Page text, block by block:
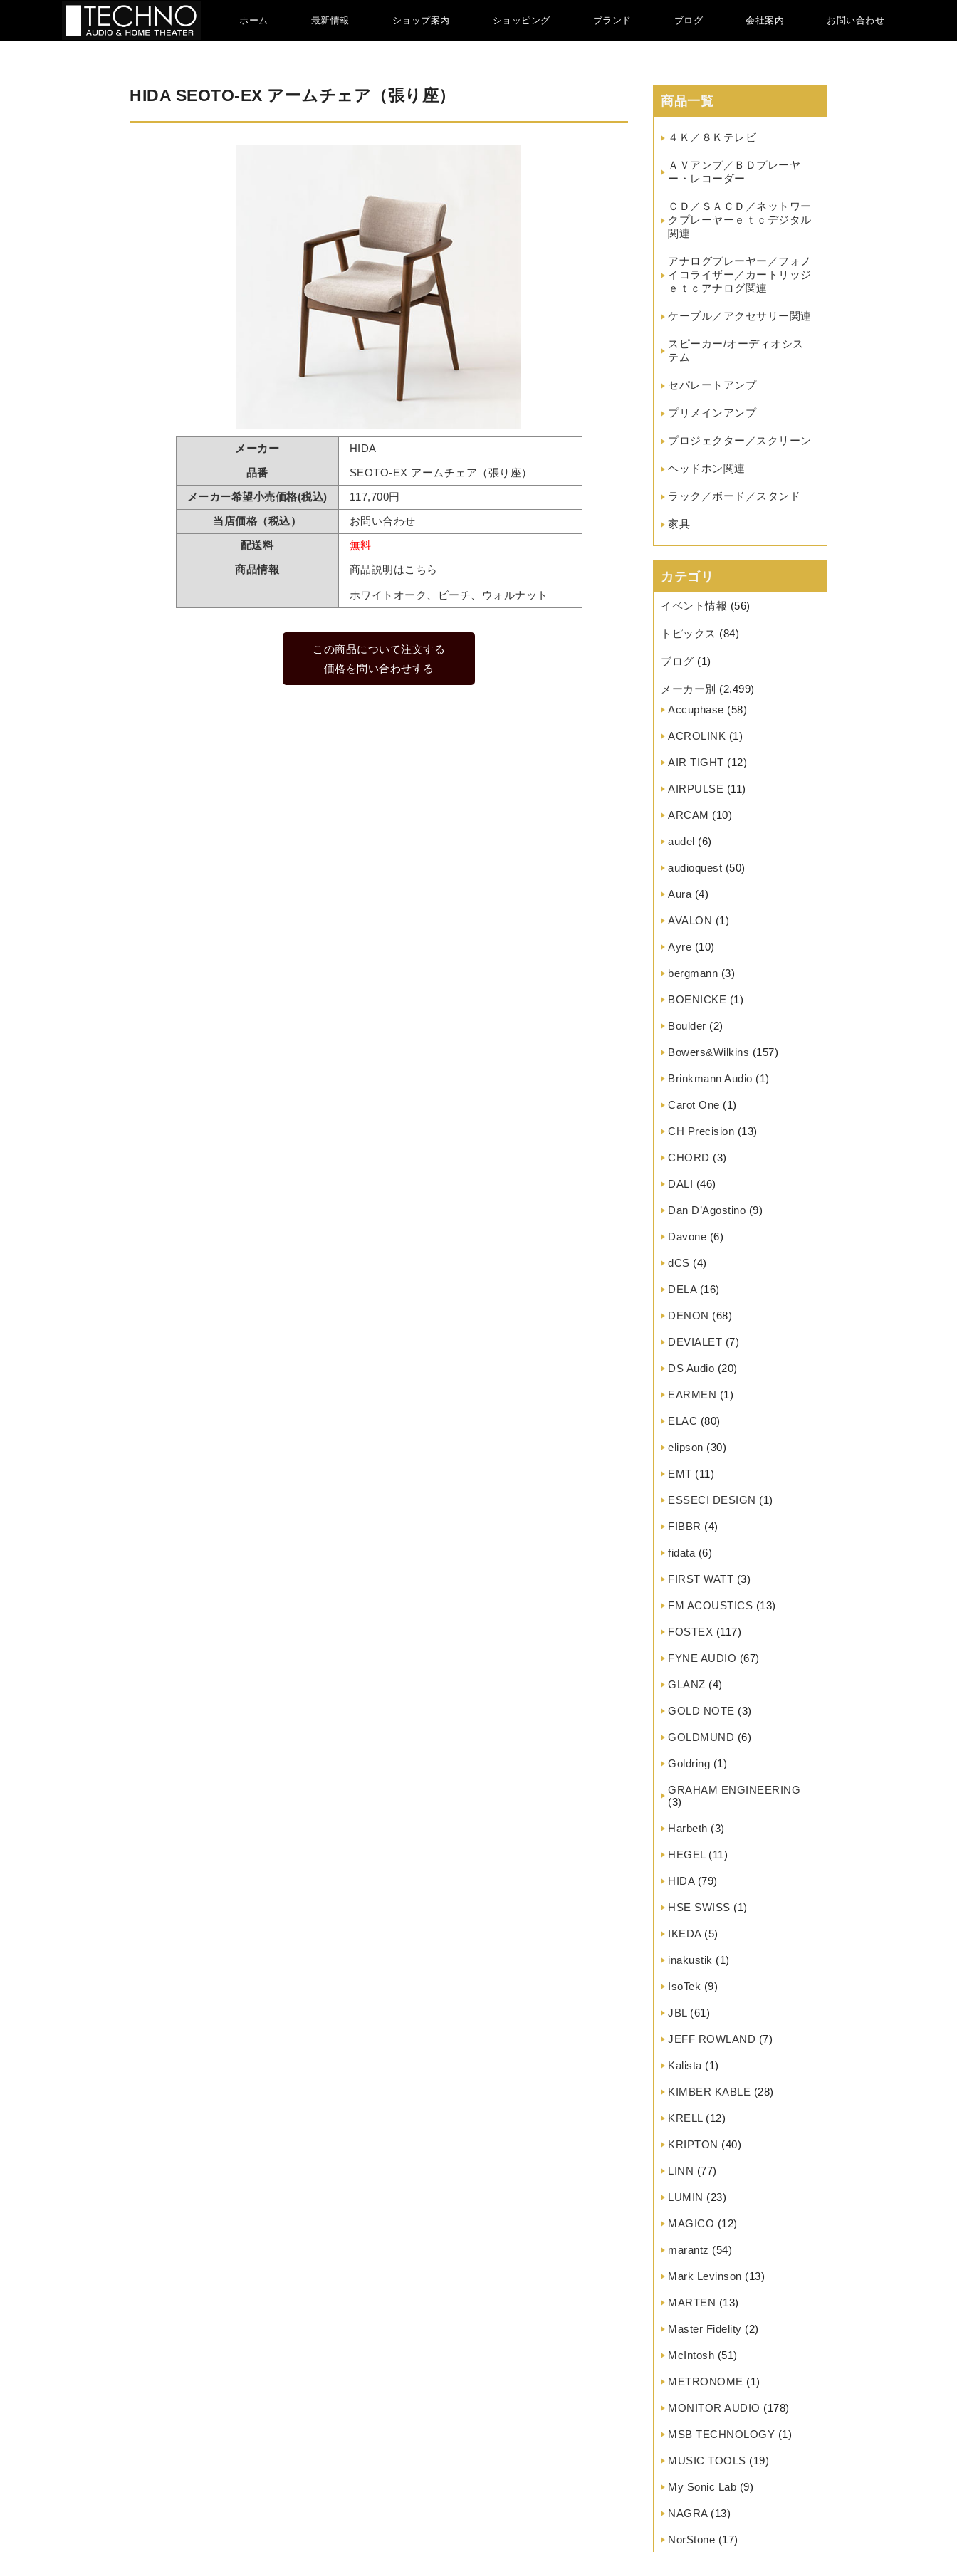
ホーム 最新情報 ショップ案内 ショッピング ブランド ブログ 会社案内 お問い合わせ
HIDA SEOTO-EX アームチェア（張り座）
メーカー
HIDA
品番
SEOTO-EX アームチェア（張り座）
メーカー希望小売価格(税込)
117,700円
当店価格（税込）
お問い合わせ
配送料
無料
商品情報
商品説明はこちら
ホワイトオーク、ビーチ、ウォルナット
この商品について注文する
価格を問い合わせする
商品一覧
４Ｋ／８Ｋテレビ
ＡＶアンプ／ＢＤプレーヤ
ー・レコーダー
ＣＤ／ＳＡＣＤ／ネットワー
クプレーヤーｅｔｃデジタル
関連
アナログプレーヤー／フォノ
イコライザー／カートリッジ
ｅｔｃアナログ関連
ケーブル／アクセサリー関連
スピーカー/オーディオシス
テム
セパレートアンプ
プリメインアンプ
プロジェクター／スクリーン
ヘッドホン関連
ラック／ボード／スタンド
家具
カテゴリ
イベント情報 (56)
トピックス (84)
ブログ (1)
メーカー別 (2,499)
Accuphase (58)
ACROLINK (1)
AIR TIGHT (12)
AIRPULSE (11)
ARCAM (10)
audel (6)
audioquest (50)
Aura (4)
AVALON (1)
Ayre (10)
bergmann (3)
BOENICKE (1)
Boulder (2)
Bowers&Wilkins (157)
Brinkmann Audio (1)
Carot One (1)
CH Precision (13)
CHORD (3)
DALI (46)
Dan D’Agostino (9)
Davone (6)
dCS (4)
DELA(16)
DENON (68)
DEVIALET (7)
DS Audio (20)
EARMEN (1)
ELAC (80)
elipson (30)
EMT (11)
ESSECI DESIGN (1)
FIBBR (4)
fidata (6)
FIRST WATT (3)
FM ACOUSTICS (13)
FOSTEX (117)
FYNE AUDIO (67)
GLANZ (4)
GOLD NOTE (3)
GOLDMUND (6)
Goldring (1)
GRAHAM ENGINEERING
(3)
Harbeth (3)
HEGEL(11)
HIDA(79)
HSE SWISS (1)
IKEDA(5)
inakustik (1)
IsoTek (9)
JBL(61)
JEFF ROWLAND (7)
Kalista (1)
KIMBER KABLE (28)
KRELL(12)
KRIPTON (40)
LINN (77)
LUMIN (23)
MAGICO (12)
marantz (54)
Mark Levinson (13)
MARTEN (13)
Master Fidelity (2)
McIntosh (51)
METRONOME (1)
MONITOR AUDIO (178)
MSB TECHNOLOGY (1)
MUSIC TOOLS (19)
My Sonic Lab (9)
NAGRA(13)
NorStone (17)